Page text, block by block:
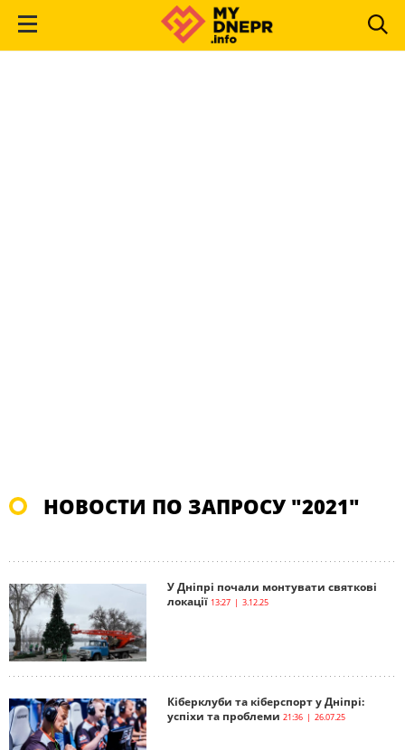
НОВОСТИ ПО ЗАПРОСУ "2021"
У Дніпрі почали монтувати святкові
локації 13:27 | 3.12.25
Кіберклуби та кіберспорт у Дніпрі:
успіхи та проблеми 21:36 | 26.07.25